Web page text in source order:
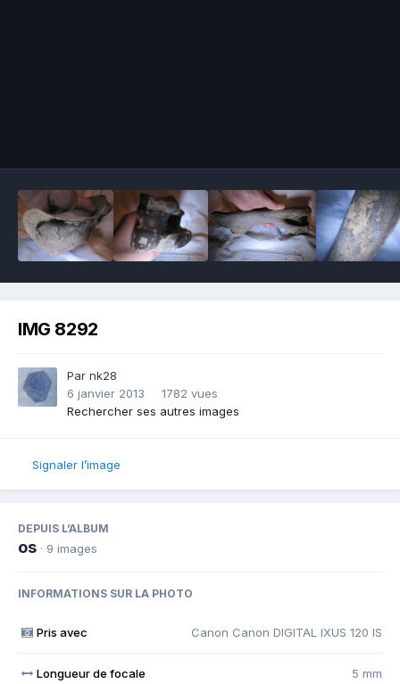
IMG 8292
Par nk28
6 janvier 2013
1782 vues
Rechercher ses autres images
Signaler l’image
DEPUIS L’ALBUM
os · 9 images
INFORMATIONS SUR LA PHOTO
Pris avec Canon Canon DIGITAL IXUS 120 IS
Longueur de focale 5 mm